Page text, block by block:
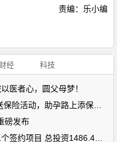
责编：乐小编
财经 科技
医者心，圆父母梦！
磅发布